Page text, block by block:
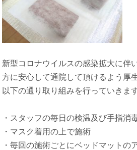
新型コロナウイルスの感染拡大に伴
方に安心して通院して頂けるよう厚
以下の通り取り組みを行っていきます
・スタッフの毎日の検温及び手指消
・マスク着用の上で施術
・毎回の施術ごとにベッドマットの